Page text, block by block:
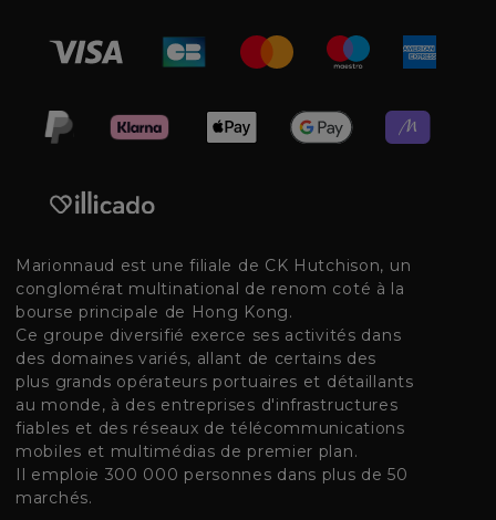
Marionnaud est une filiale de CK Hutchison, un
conglomérat multinational de renom coté à la
bourse principale de Hong Kong.
Ce groupe diversifié exerce ses activités dans
des domaines variés, allant de certains des
plus grands opérateurs portuaires et détaillants
au monde, à des entreprises d'infrastructures
fiables et des réseaux de télécommunications
mobiles et multimédias de premier plan.
Il emploie 300 000 personnes dans plus de 50
marchés.